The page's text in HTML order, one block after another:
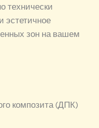
технически
эстетичное
зон на вашем
композита (ДПК)